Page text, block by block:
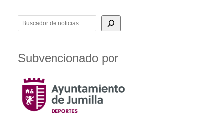
BUSCADOR DE NOTICIAS
Subvencionado por